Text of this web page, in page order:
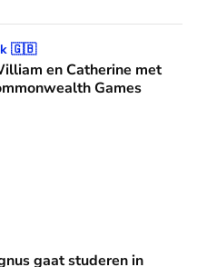
met hele gezin bij
🇬🇧
en Catherine met
Games
in Portugal: dít gaat hij
gaat studeren in